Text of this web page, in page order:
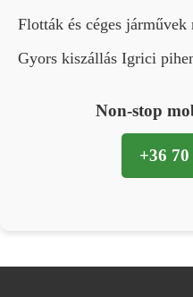
Flották és céges
Gyors kiszállás Igrici
Non-stop
+36